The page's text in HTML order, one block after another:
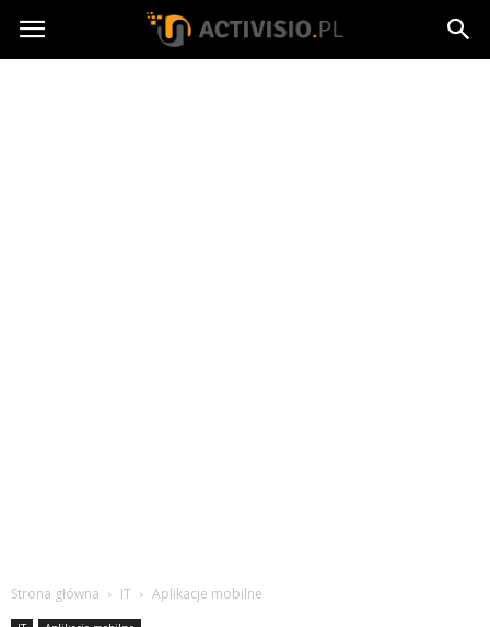
Activisio.pl
Strona główna IT Aplikacje mobilne